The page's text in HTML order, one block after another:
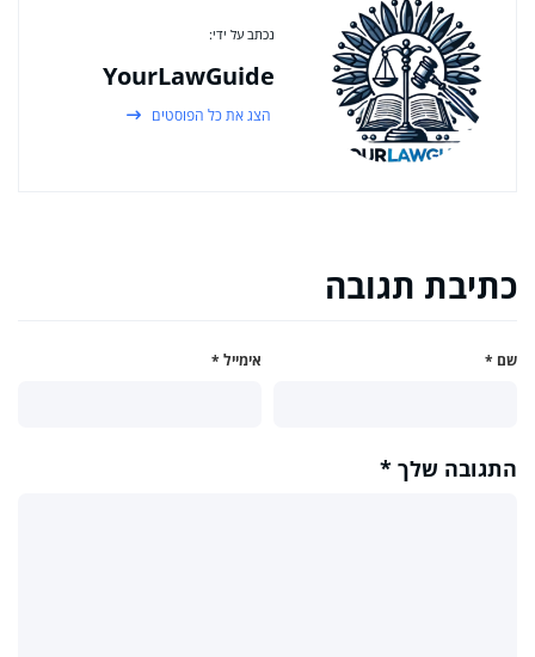
נכתב על ידי:
YourLawGuide
הצג את כל הפוסטים
כתיבת תגובה
שם * אימייל *
התגובה שלך *